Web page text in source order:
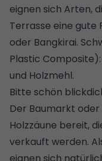
eignen sich Arten,
Terrasse eine gute
oder Bangkirai.
Plastic
und Holzmehl.
Bitte schön
Der Baumarkt
Holzzäune bereit,
verkauft werden.
eignen sich